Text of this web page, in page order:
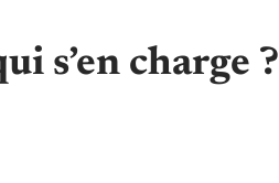
s’en charge ?